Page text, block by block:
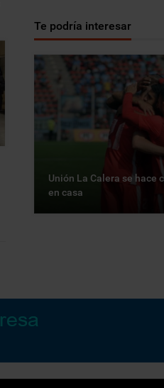
Te podría interesar
Unión La Calera se hace
en casa